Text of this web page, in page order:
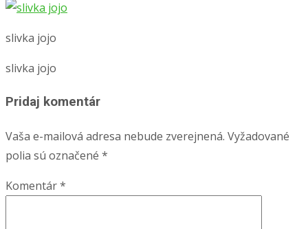
slivka jojo
slivka jojo
Pridaj komentár
Vaša e-mailová adresa nebude zverejnená. Vyžadované
polia sú označené *
Komentár*